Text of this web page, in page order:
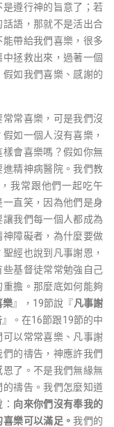
遵行神的旨意了；若
語，那就不是活出合
帶給我們喜樂，很多
拯救出來，過著一個
如我們喜樂、感謝的
常喜樂，可是我們沒
如一個人沒有喜樂，
會喜樂嗎？假如你無
精神病醫院。我們教
我常跟他們一起吃午
直笑，因為他們是身
我們每一個人都成為
障礙者，為什麼要做
經也說到凡事謝恩，
基督徒常常勉強自己
擔。那麼底如何能夠
樂』，19節說『凡事謝
』。在16節跟19節的中
以常常喜樂、凡事謝
的禱告，神應許我們
了。不是我們無緣無
禱告。我們怎麼知道
向來你們沒有奉我的
喜樂可以滿足。我們的